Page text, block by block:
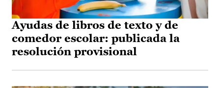
Ayudas de libros de texto y de
comedor escolar: publicada la
resolución provisional